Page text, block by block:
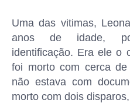
Uma das vitimas,
anos de idade,
identificação. Era ele o
foi morto com cerca
não estava com
morto com dois